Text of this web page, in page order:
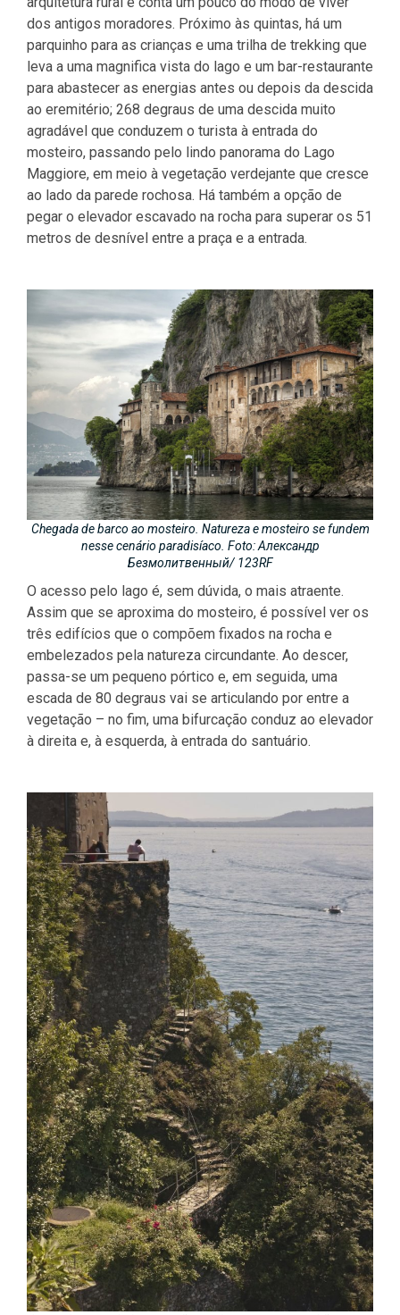
dos antigos moradores. Próximo às quintas, há um
parquinho para as crianças e uma trilha de trekking que
leva a uma magnifica vista do lago e um bar-restaurante
para abastecer as energias antes ou depois da descida
ao eremitério; 268 degraus de uma descida muito
agradável que conduzem o turista à entrada do
mosteiro, passando pelo lindo panorama do Lago
Maggiore, em meio à vegetação verdejante que cresce
ao lado da parede rochosa. Há também a opção de
pegar o elevador escavado na rocha para superar os 51
metros de desnível entre a praça e a entrada.
Chegada de barco ao mosteiro. Natureza e mosteiro se fundem
nesse cenário paradisíaco. Foto: Александр
Безмолитвенный/ 123RF
O acesso pelo lago é, sem dúvida, o mais atraente.
Assim que se aproxima do mosteiro, é possível ver os
três edifícios que o compõem fixados na rocha e
embelezados pela natureza circundante. Ao descer,
passa-se um pequeno pórtico e, em seguida, uma
escada de 80 degraus vai se articulando por entre a
vegetação – no fim, uma bifurcação conduz ao elevador
à direita e, à esquerda, à entrada do santuário.